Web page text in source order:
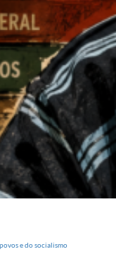
e do socialismo